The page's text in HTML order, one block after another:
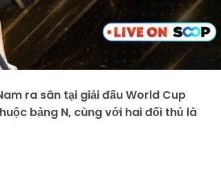
ra sân tại giải đấu World Cup
bảng N, cùng với hai đối thủ là